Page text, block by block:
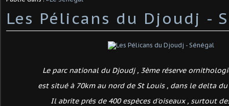
Les Pélicans du Djoudj -
Le parc national du Djoudj , 3ème réserve
est situé à 70km au nord de St Louis , dans le delta du
Il abrite prés de 400 espèces d'oiseaux , surtout